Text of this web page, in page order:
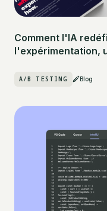
Comment l'IA
l'expérimentation,
A/B TESTING Blog